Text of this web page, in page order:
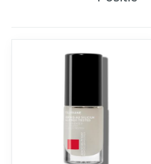
Sorteer op: